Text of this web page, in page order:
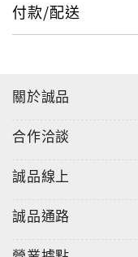
式乳酪蛋糕，絕對
付款/配送
關於誠品
合作洽談
誠品線上
誠品通路